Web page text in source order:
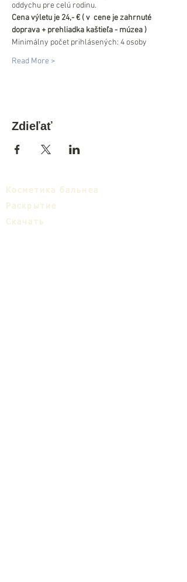
oddychu pre celú rodinu.
Cena výletu je 24,- € ( v  cene je zahrnuté
doprava + prehliadka kaštieľa - múzea )
Minimálny počet prihlásených: 4 osoby
Read More >
Zdieľať
Косметика бальнеа
Раскрытие
Cкачать